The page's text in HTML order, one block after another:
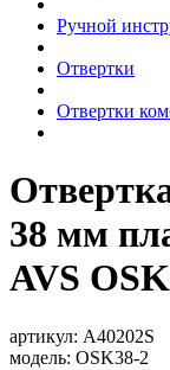
Ручной
Отвертки
Отвертки
38 мм
AVS
артикул: A40202S
модель: OSK38-2